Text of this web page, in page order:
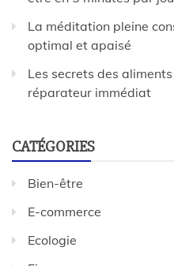
La méditation pleine
optimal et apaisé
Les secrets des
réparateur immédiat
CATÉGORIES
Bien-être
E-commerce
Ecologie